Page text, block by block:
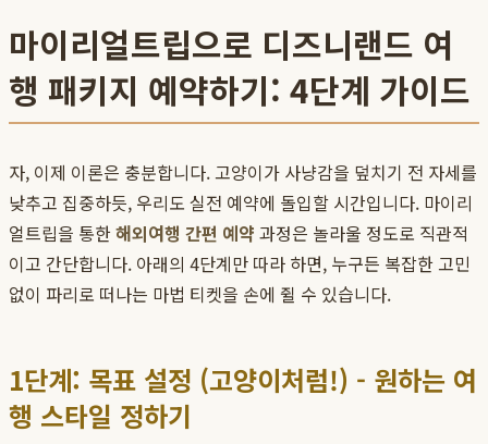
마이리얼트립으로 디즈니랜드 여
행 패키지 예약하기: 4단계 가이드
자, 이제 이론은 충분합니다. 고양이가 사냥감을 덮치기 전 자세를
낮추고 집중하듯, 우리도 실전 예약에 돌입할 시간입니다. 마이리
얼트립을 통한해외여행 간편 예약 과정은 놀라울 정도로 직관적
이고 간단합니다. 아래의 4단계만 따라 하면, 누구든 복잡한 고민
없이 파리로 떠나는 마법 티켓을 손에 쥘 수 있습니다.
1단계: 목표 설정 (고양이처럼!) - 원하는 여
행 스타일 정하기